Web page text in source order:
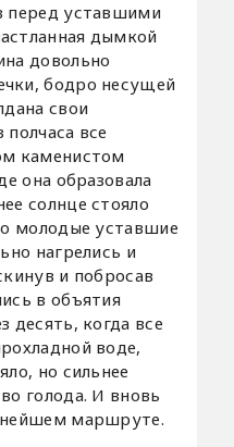
перед уставшими
дымкой
довольно
бодро несущей
свои
все
каменистом
она образовала
солнце стояло
молодые уставшие
нагрелись и
и побросав
в объятия
десять, когда все
воде,
но сильнее
голода. И вновь
маршруте.